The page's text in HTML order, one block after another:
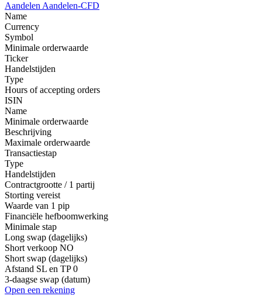
Aandelen Aandelen-CFD
Name
Currency
Symbol
Minimale orderwaarde
Ticker
Handelstijden
Type
Hours of accepting orders
ISIN
Name
Minimale orderwaarde
Beschrijving
Maximale orderwaarde
Transactiestap
Type
Handelstijden
Contractgrootte / 1 partij
Storting vereist
Waarde van 1 pip
Financiële hefboomwerking
Minimale stap
Long swap (dagelijks)
Short verkoop NO
Short swap (dagelijks)
Afstand SL en TP 0
3-daagse swap (datum)
Open een rekening